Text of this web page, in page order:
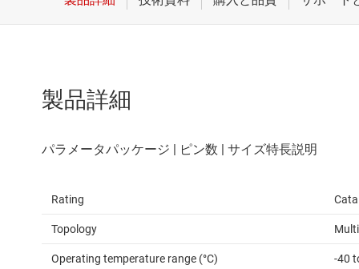
製品詳細
Rating
Topology
Operating temperature range (°C) -40